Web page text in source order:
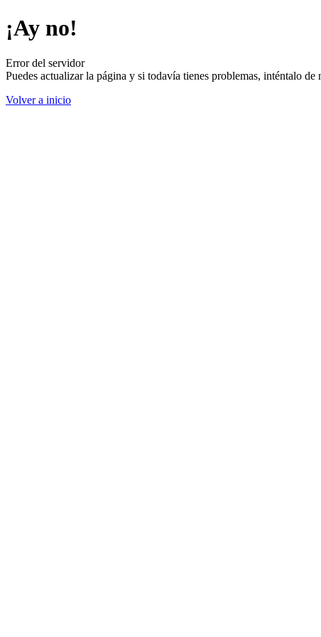
¡Ay no!
Error del servidor
Puedes actualizar la página y si todavía tienes problemas, inténtalo
Volver a inicio